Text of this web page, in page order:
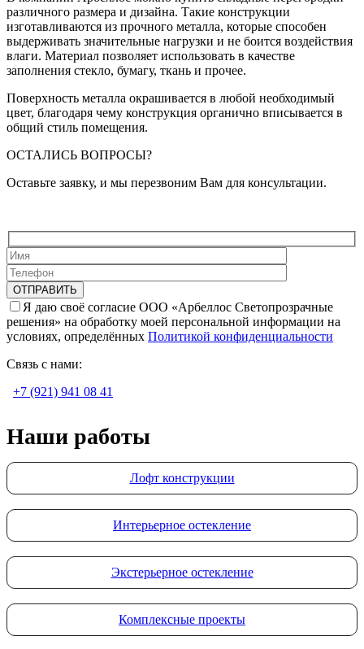
различного размера и дизайна. Такие конструкции
изготавливаются из прочного металла, которые способен
выдерживать значительные нагрузки и не боится воздействия
влаги. Материал позволяет использовать в качестве
заполнения стекло, бумагу, ткань и прочее.
Поверхность металла окрашивается в любой необходимый
цвет, благодаря чему конструкция органично вписывается в
общий стиль помещения.
ОСТАЛИСЬ ВОПРОСЫ?
Оставьте заявку, и мы перезвоним Вам для консультации.
Я даю своё согласие ООО «Арбеллос Светопрозрачные
решения» на обработку моей персональной информации на
условиях, определённых Политикой конфиденциальности
Связь с нами:
+7 (921) 941 08 41
Наши работы
Лофт конструкции
Интерьерное остекление
Экстерьерное остекление
Комплексные проекты